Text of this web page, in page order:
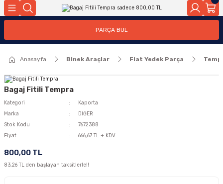
Geri Dön
Geri Dön
PARÇA BUL
Anasayfa Binek Araçlar Fiat Yedek Parça
Bagaj Fitili Tempra
Kategori
Kaporta
Marka
DİĞER
Stok Kodu
7672388
Fiyat
666,67 TL + KDV
800,00 TL
83,26 TL den başlayan taksitlerle!!